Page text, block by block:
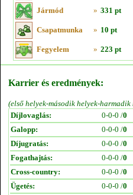
Jármód » 331 pt
Csapatmunka » 10 pt
Fegyelem » 223 pt
Karrier és eredmények:
(első helyek-második helyek-
Díjlovaglás:
0-0-0 /0
Galopp:
0-0-0 /0
Díjugratás:
0-0-0 /0
Fogathajtás:
0-0-0 /0
Cross-country:
0-0-0 /0
Ügetés:
0-0-0 /0